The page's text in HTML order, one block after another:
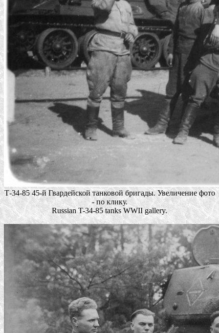
Т-34-85 45-й Гвардейской танковой бригады. Увеличение фото
- по клику.
Russian T-34-85 tanks WWII gallery.